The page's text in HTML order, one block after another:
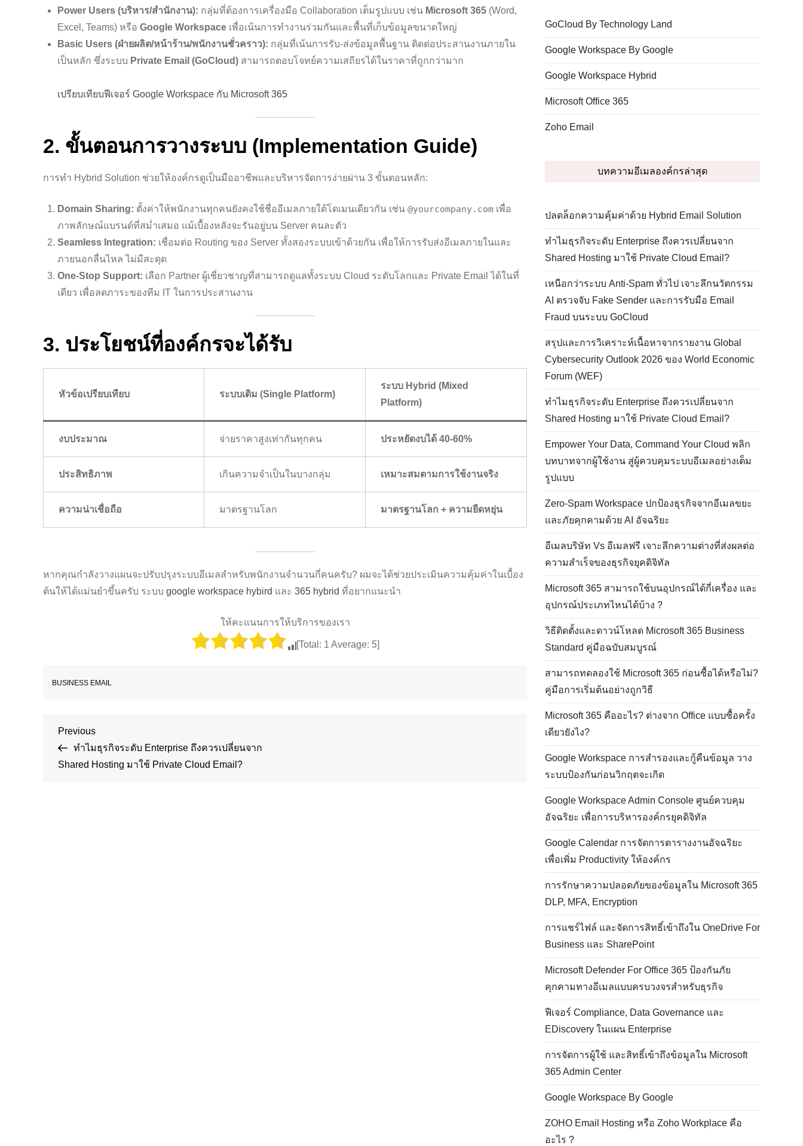
Power Users (บริหาร/สำนักงาน): กลุ่มที่ต้องการเครื่องมือ Collaboration เต็มรูปแบบ เช่น Microsoft 365 (Word,
Excel, Teams) หรือ Google Workspace เพื่อเน้นการทำงานร่วมกันและพื้นที่เก็บข้อมูลขนาดใหญ่
Basic Users (ฝ่ายผลิต/หน้าร้าน/พนักงานชั่วคราว): กลุ่มที่เน้นการรับ-ส่งข้อมูลพื้นฐาน ติดต่อประสานงานภายใน
เป็นหลัก ซึ่งระบบ Private Email (GoCloud) สามารถตอบโจทย์ความเสถียรได้ในราคาที่ถูกกว่ามาก
เปรียบเทียบฟีเจอร์ Google Workspace กับ Microsoft 365
2. ขั้นตอนการวางระบบ (Implementation Guide)
การทำ Hybrid Solution ช่วยให้องค์กรดูเป็นมืออาชีพและบริหารจัดการง่ายผ่าน 3 ขั้นตอนหลัก:
Domain Sharing: ตั้งค่าให้พนักงานทุกคนยังคงใช้ชื่ออีเมลภายใต้โดเมนเดียวกัน เช่น @yourcompany.com เพื่อ
ภาพลักษณ์แบรนด์ที่สม่ำเสมอ แม้เบื้องหลังจะรันอยู่บน Server คนละตัว
Seamless Integration: เชื่อมต่อ Routing ของ Server ทั้งสองระบบเข้าด้วยกัน เพื่อให้การรับส่งอีเมลภายในและ
ภายนอกลื่นไหล ไม่มีสะดุด
One-Stop Support: เลือก Partner ผู้เชี่ยวชาญที่สามารถดูแลทั้งระบบ Cloud ระดับโลกและ Private Email ได้ในที่
เดียว เพื่อลดภาระของทีม IT ในการประสานงาน
3. ประโยชน์ที่องค์กรจะได้รับ
หัวข้อเปรียบเทียบ ระบบเดิม (Single Platform)
ระบบ Hybrid (Mixed
Platform)
งบประมาณ จ่ายราคาสูงเท่ากันทุกคน ประหยัดงบได้ 40-60%
ประสิทธิภาพ เกินความจำเป็นในบางกลุ่ม เหมาะสมตามการใช้งานจริง
ความน่าเชื่อถือ มาตรฐานโลก มาตรฐานโลก + ความยืดหยุ่น
หากคุณกำลังวางแผนจะปรับปรุงระบบอีเมลสำหรับพนักงานจำนวนกี่คนครับ? ผมจะได้ช่วยประเมินความคุ้มค่าในเบื้อง
ต้นให้ได้แม่นยำขึ้นครับ ระบบ google workspace hybird และ 365 hybrid ที่อยากแนะนำ
ให้คะแนนการให้บริการของเรา
[Total: 1 Average: 5]
BUSINESS EMAIL
Post
navigation
Previous
Post
Previous
ทำไมธุรกิจระดับ Enterprise ถึงควรเปลี่ยนจาก
Shared Hosting มาใช้ Private Cloud Email?
GoCloud By Technology Land
Google Workspace By Google
Google Workspace Hybrid
Microsoft Office 365
Zoho Email
บทความอีเมลองค์กรล่าสุด
ปลดล็อกความคุ้มค่าด้วย Hybrid Email Solution
ทำไมธุรกิจระดับ Enterprise ถึงควรเปลี่ยนจาก
Shared Hosting มาใช้ Private Cloud Email?
เหนือกว่าระบบ Anti-Spam ทั่วไป เจาะลึกนวัตกรรม
AI ตรวจจับ Fake Sender และการรับมือ Email
Fraud บนระบบ GoCloud
สรุปและการวิเคราะห์เนื้อหาจากรายงาน Global
Cybersecurity Outlook 2026 ของ World Economic
Forum (WEF)
ทำไมธุรกิจระดับ Enterprise ถึงควรเปลี่ยนจาก
Shared Hosting มาใช้ Private Cloud Email?
Empower Your Data, Command Your Cloud พลิก
บทบาทจากผู้ใช้งาน สู่ผู้ควบคุมระบบอีเมลอย่างเต็ม
รูปแบบ
Zero-Spam Workspace ปกป้องธุรกิจจากอีเมลขยะ
และภัยคุกคามด้วย AI อัจฉริยะ
อีเมลบริษัท Vs อีเมลฟรี เจาะลึกความต่างที่ส่งผลต่อ
ความสำเร็จของธุรกิจยุคดิจิทัล
Microsoft 365 สามารถใช้บนอุปกรณ์ได้กี่เครื่อง และ
อุปกรณ์ประเภทไหนได้บ้าง ?
วิธีติดตั้งและดาวน์โหลด Microsoft 365 Business
Standard คู่มือฉบับสมบูรณ์
สามารถทดลองใช้ Microsoft 365 ก่อนซื้อได้หรือไม่?
คู่มือการเริ่มต้นอย่างถูกวิธี
Microsoft 365 คืออะไร? ต่างจาก Office แบบซื้อครั้ง
เดียวยังไง?
Google Workspace การสำรองและกู้คืนข้อมูล วาง
ระบบป้องกันก่อนวิกฤตจะเกิด
Google Workspace Admin Console ศูนย์ควบคุม
อัจฉริยะ เพื่อการบริหารองค์กรยุคดิจิทัล
Google Calendar การจัดการตารางงานอัจฉริยะ
เพื่อเพิ่ม Productivity ให้องค์กร
การรักษาความปลอดภัยของข้อมูลใน Microsoft 365
DLP, MFA, Encryption
การแชร์ไฟล์ และจัดการสิทธิ์เข้าถึงใน OneDrive For
Business และ SharePoint
Microsoft Defender For Office 365 ป้องกันภัย
คุกคามทางอีเมลแบบครบวงจรสำหรับธุรกิจ
ฟีเจอร์ Compliance, Data Governance และ
EDiscovery ในแผน Enterprise
การจัดการผู้ใช้ และสิทธิ์เข้าถึงข้อมูลใน Microsoft
365 Admin Center
Google Workspace By Google
ZOHO Email Hosting หรือ Zoho Workplace คือ
อะไร ?